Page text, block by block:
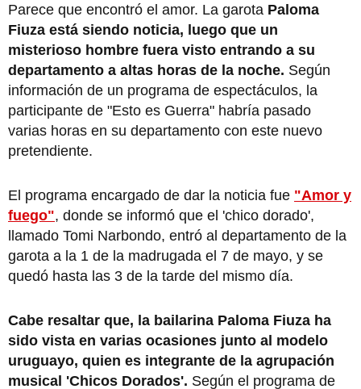
Parece que encontró el amor. La garota Paloma
Fiuza está siendo noticia, luego que un
misterioso hombre fuera visto entrando a su
departamento a altas horas de la noche. Según
información de un programa de espectáculos, la
participante de "Esto es Guerra" habría pasado
varias horas en su departamento con este nuevo
pretendiente.
El programa encargado de dar la noticia fue "Amor y
fuego", donde se informó que el 'chico dorado',
llamado Tomi Narbondo, entró al departamento de la
garota a la 1 de la madrugada el 7 de mayo, y se
quedó hasta las 3 de la tarde del mismo día.
Cabe resaltar que, la bailarina Paloma Fiuza ha
sido vista en varias ocasiones junto al modelo
uruguayo, quien es integrante de la agrupación
musical 'Chicos Dorados'. Según el programa de